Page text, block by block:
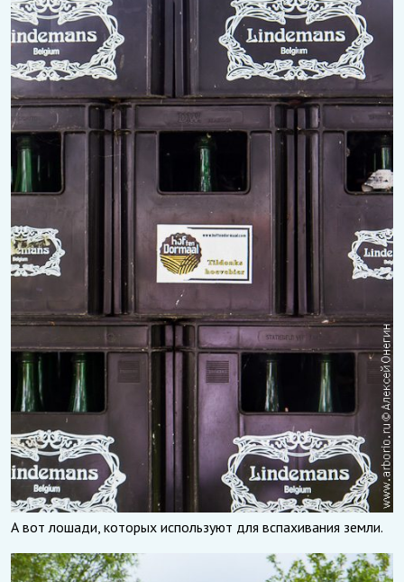
А вот лошади, которых используют для вспахивания земли.